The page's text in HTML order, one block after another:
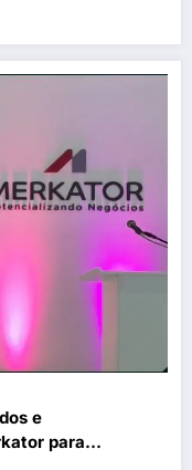
e
para